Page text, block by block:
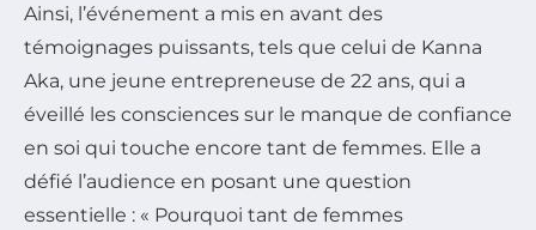
Ainsi, l’événement a mis en avant des
témoignages puissants, tels que celui de Kanna
Aka, une jeune entrepreneuse de 22 ans, qui a
éveillé les consciences sur le manque de confiance
en soi qui touche encore tant de femmes. Elle a
défié l’audience en posant une question
essentielle : « Pourquoi tant de femmes